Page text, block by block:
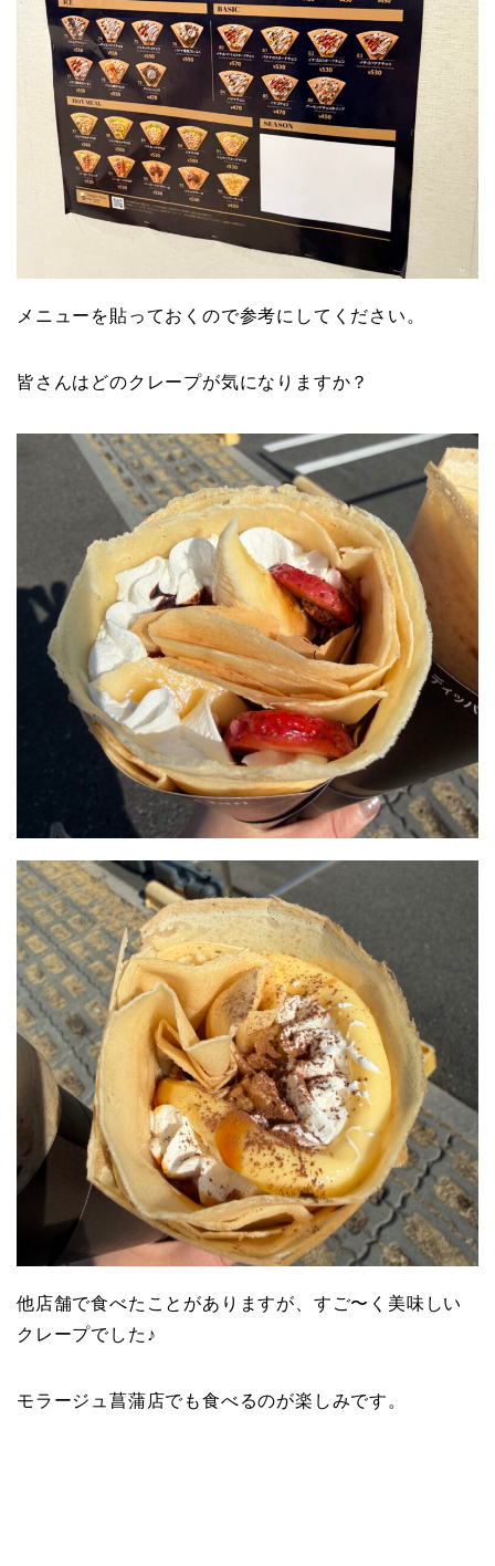
メニューを貼っておくので参考にしてください。
皆さんはどのクレープが気になりますか？
他店舗で食べたことがありますが、すご〜く美味しい
クレープでした♪
モラージュ菖蒲店でも食べるのが楽しみです。